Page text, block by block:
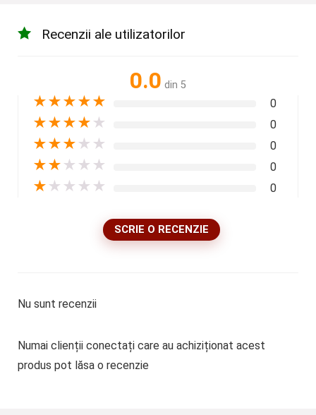
Recenzii ale utilizatorilor
0.0 din 5
★★★★★ 0
★★★★ ★ 0
★★★ ★ ★ 0
★★ ★ ★ ★ 0
★ ★ ★ ★ ★ 0
SCRIE O RECENZIE
Nu sunt recenzii
Numai clienții conectați care au achiziționat acest
produs pot lăsa o recenzie